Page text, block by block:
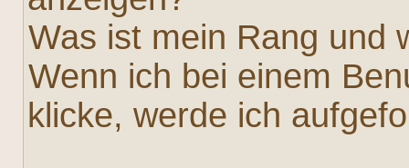
Was ist mein Rang und
Wenn ich bei einem
klicke, werde ich